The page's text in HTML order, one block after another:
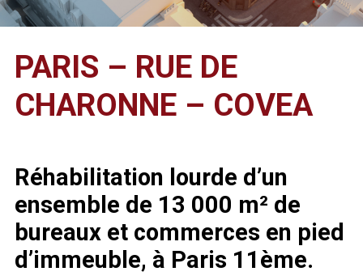
PARIS – RUE DE
CHARONNE – COVEA
Réhabilitation lourde d’un
ensemble de 13 000 m² de
bureaux et commerces en pied
d’immeuble, à Paris 11ème.